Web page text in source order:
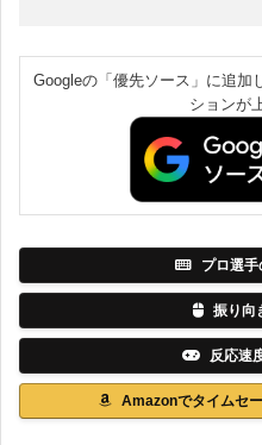
Googleの「優先ソース」に追加
ションが
プロ選
振り向
反応速
Amazonでタイムセ